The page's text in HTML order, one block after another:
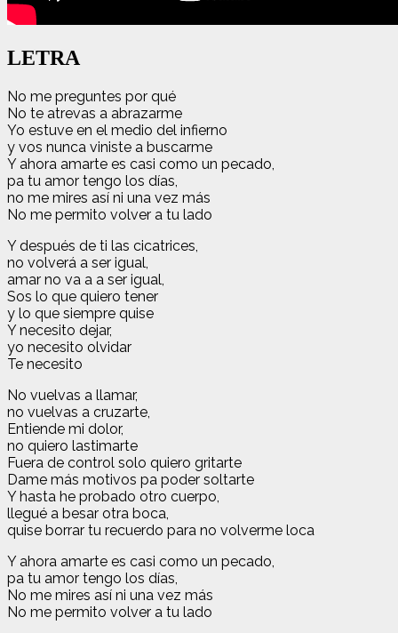
LETRA
No me preguntes por qué
No te atrevas a abrazarme
Yo estuve en el medio del infierno
y vos nunca viniste a buscarme
Y ahora amarte es casi como un pecado,
pa tu amor tengo los días,
no me mires así ni una vez más
No me permito volver a tu lado
Y después de ti las cicatrices,
no volverá a ser igual,
amar no va a a ser igual,
Sos lo que quiero tener
y lo que siempre quise
Y necesito dejar,
yo necesito olvidar
Te necesito
No vuelvas a llamar,
no vuelvas a cruzarte,
Entiende mi dolor,
no quiero lastimarte
Fuera de control solo quiero gritarte
Dame más motivos pa poder soltarte
Y hasta he probado otro cuerpo,
llegué a besar otra boca,
quise borrar tu recuerdo para no volverme loca
Y ahora amarte es casi como un pecado,
pa tu amor tengo los días,
No me mires así ni una vez más
No me permito volver a tu lado